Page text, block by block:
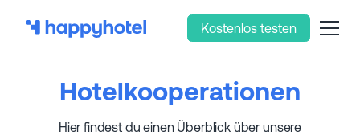
Kostenlos testen
Hotelkooperationen
Hier findest du einen Überblick über unsere